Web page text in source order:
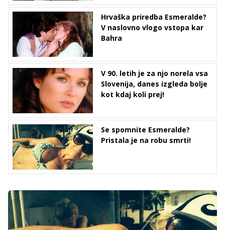
Hrvaška priredba Esmeralde?
V naslovno vlogo vstopa kar
Bahra
V 90. letih je za njo norela vsa
Slovenija, danes izgleda bolje
kot kdaj koli prej!
Se spomnite Esmeralde?
Pristala je na robu smrti!